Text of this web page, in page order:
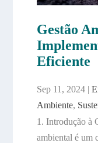
Gestão
Eficiente
Sep 11, 2024|
Ambiente,
1. Introdução à
ambiental é um